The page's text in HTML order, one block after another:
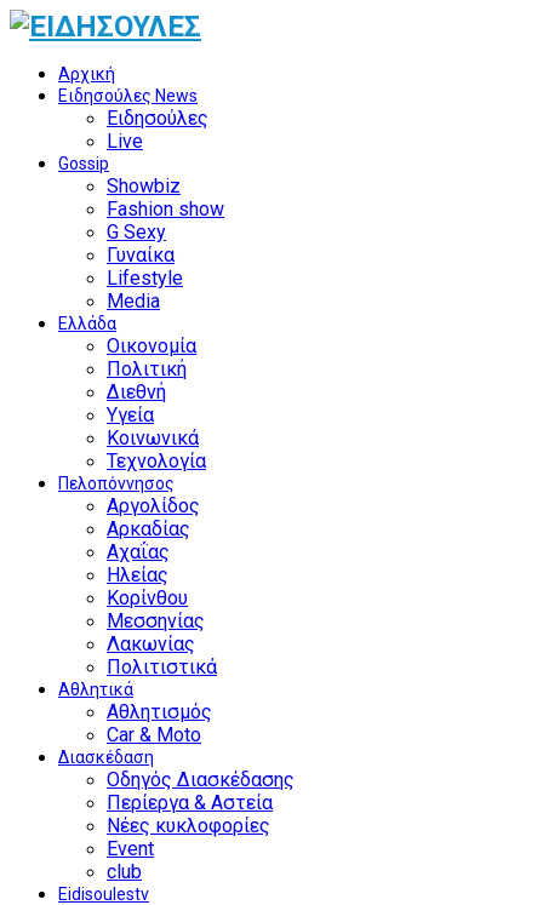
Αρχική
Ειδησούλες News
Ειδησούλες
Live
Gossip
Showbiz
Fashion show
G Sexy
Γυναίκα
Lifestyle
Media
Ελλάδα
Οικονομία
Πολιτική
Διεθνή
Υγεία
Κοινωνικά
Τεχνολογία
Πελοπόννησος
Αργολίδος
Αρκαδίας
Αχαΐας
Ηλείας
Κορίνθου
Μεσσηνίας
Λακωνίας
Πολιτιστικά
Αθλητικά
Αθλητισμός
Car & Moto
Διασκέδαση
Οδηγός Διασκέδασης
Περίεργα & Αστεία
Νέες κυκλοφορίες
Event
club
Eidisoulestv